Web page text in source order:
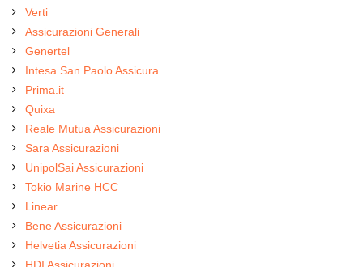
Verti
Assicurazioni Generali
Genertel
Intesa San Paolo Assicura
Prima.it
Quixa
Reale Mutua Assicurazioni
Sara Assicurazioni
UnipolSai Assicurazioni
Tokio Marine HCC
Linear
Bene Assicurazioni
Helvetia Assicurazioni